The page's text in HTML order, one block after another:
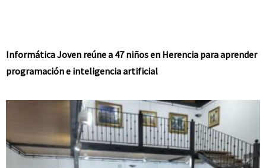
Informática Joven reúne a 47 niños en Herencia para aprender
programación e inteligencia artificial